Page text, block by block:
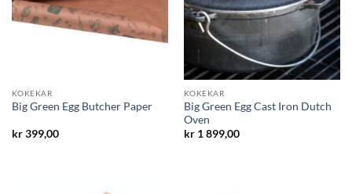
KOKEKAR
Big Green Egg Butcher Paper
kr399,00
KOKEKAR
Big Green Egg Cast Iron Dutch
Oven
kr1 899,00